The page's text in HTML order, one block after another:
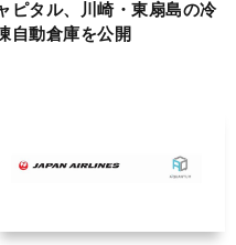
ピタル、川崎・東扇島の冷
自動倉庫を公開